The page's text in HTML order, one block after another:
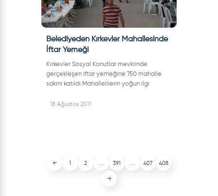
Belediyeden Kırkevler Mahallesinde
İftar Yemeği
Kırkevler Sosyal Konutlar mevkiinde
gerçekleşen iftar yemeğine 750 mahalle
sakini katıldı.Mahallelilerin yoğun ilgi
çeşitli kukla gösterileri ve oyunlar sahnel...
18 Ağustos 2011
← 1 2 391 407 408
→